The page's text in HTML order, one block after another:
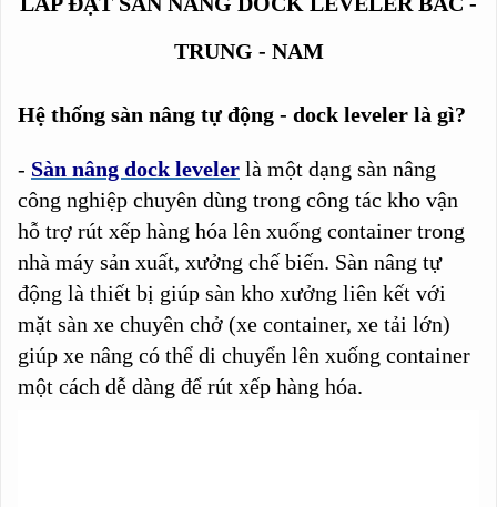
TRUNG - NAM
Hệ thống sàn nâng tự động - dock leveler là gì?
- Sàn nâng dock leveler là một dạng sàn nâng
công nghiệp chuyên dùng trong công tác kho vận
hỗ trợ rút xếp hàng hóa lên xuống container trong
nhà máy sản xuất, xưởng chế biến. Sàn nâng tự
động là thiết bị giúp sàn kho xưởng liên kết với
mặt sàn xe chuyên chở (xe container, xe tải lớn)
giúp xe nâng có thể di chuyển lên xuống container
một cách dễ dàng để rút xếp hàng hóa.